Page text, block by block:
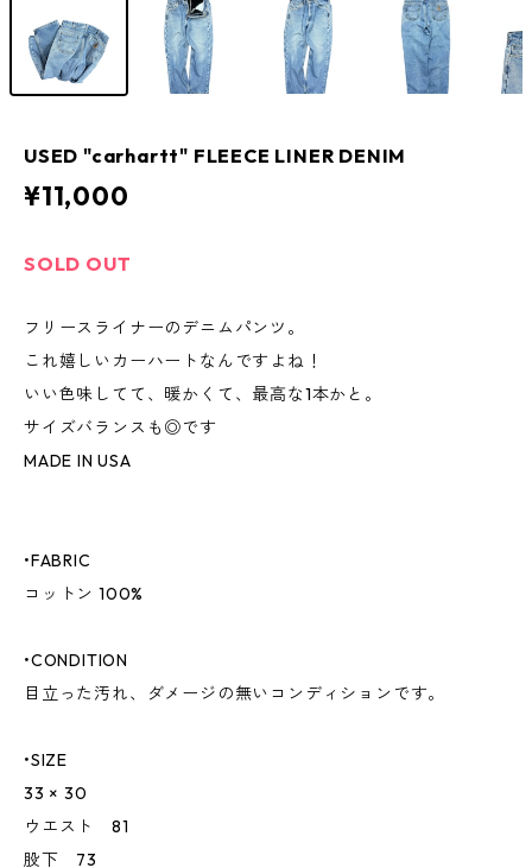
USED "carhartt" FLEECE LINER DENIM
¥11,000
SOLD OUT
フリースライナーのデニムパンツ。
これ嬉しいカーハートなんですよね！
いい色味してて、暖かくて、最高な1本かと。
サイズバランスも◎です
MADE IN USA
•FABRIC
コットン 100%
•CONDITION
目立った汚れ、ダメージの無いコンディションです。
•SIZE
33 × 30
ウエスト 81
股下 73